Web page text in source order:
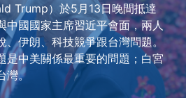
Trump）於5月13日晚間抵達
中國國家主席習近平會面，兩人
、伊朗、科技競爭跟台灣問題。
是中美關係最重要的問題；白宮
灣。